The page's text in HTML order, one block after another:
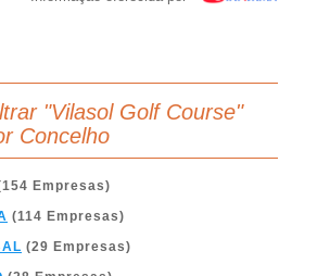
"Vilasol Golf Course"
Concelho
Empresas)
(114 Empresas)
(29 Empresas)